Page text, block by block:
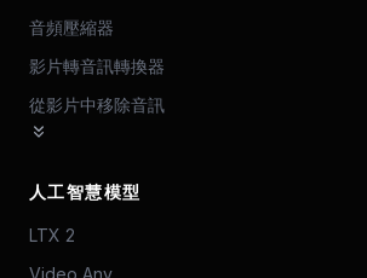
音頻壓縮器
影片轉音訊轉換器
從影片中移除音訊
人工智慧模型
LTX 2
Video Any